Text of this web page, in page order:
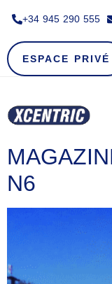
+34 945 290 555​
ESPACE PRIVÉ
N6